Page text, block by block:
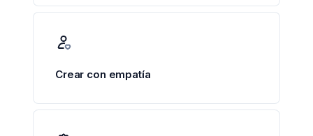
Crear con empatía